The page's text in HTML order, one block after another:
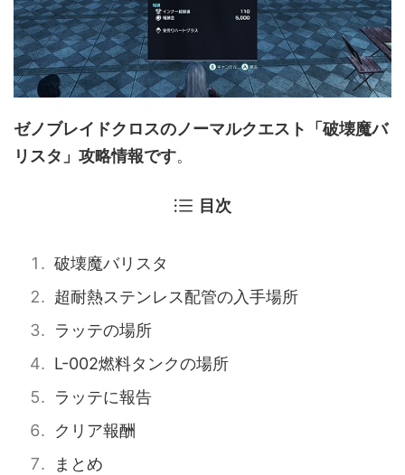
ゼノブレイドクロスのノーマルクエスト「破壊魔バ
リスタ」攻略情報です。
目次
破壊魔バリスタ
超耐熱ステンレス配管の入手場所
ラッテの場所
L-002燃料タンクの場所
ラッテに報告
クリア報酬
まとめ